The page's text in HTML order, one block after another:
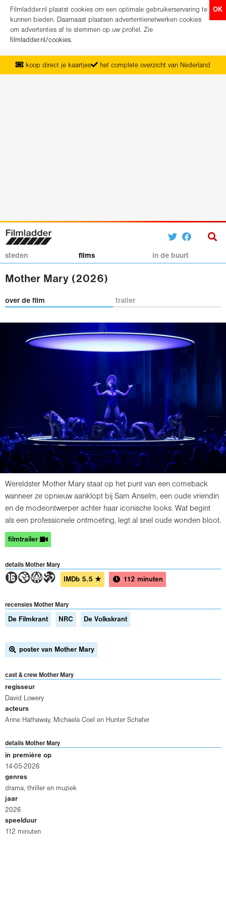
OK
Filmladder.nl plaatst cookies om een optimale gebruikerservaring te
kunnen bieden. Daarnaast plaatsen advertentienetwerken cookies
om advertenties af te stemmen op uw profiel. Zie
filmladder.nl/cookies.
koop direct je kaartjes
het complete overzicht van Nederland
vanaf maandag het nieuwe programma
steden films in de buurt
Mother Mary (2026)
over de film trailer
Wereldster Mother Mary staat op het punt van een comeback
wanneer ze opnieuw aanklopt bij Sam Anselm, een oude vriendin
en de modeontwerper achter haar iconische looks. Wat begint
als een professionele ontmoeting, legt al snel oude wonden bloot.
filmtrailer
details Mother Mary
6GAT IMDb 5.5 ★ 112 minuten
recensies Mother Mary
De Filmkrant NRC De Volkskrant
poster van Mother Mary
cast & crew Mother Mary
regisseur
David Lowery
acteurs
Anne Hathaway, Michaela Coel en Hunter Schafer
details Mother Mary
in première op
14-05-2026
genres
drama, thriller en muziek
jaar
2026
speelduur
112 minuten